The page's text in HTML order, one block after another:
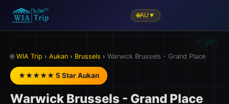
🌐AU ▼
🌐 WIA Trip › Aukan › Brussels › Warwick Brussels - Grand Place
★★★★★ 5 Star Aukan
Warwick Brussels - Grand Place